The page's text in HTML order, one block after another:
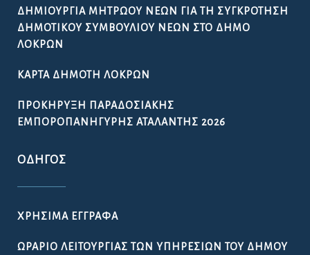
ΔΗΜΙΟΥΡΓΊΑ ΜΗΤΡΏΟΥ ΝΈΩΝ ΓΙΑ ΤΗ ΣΥΓΚΡΌΤΗΣΗ
ΔΗΜΟΤΙΚΟΎ ΣΥΜΒΟΥΛΊΟΥ ΝΈΩΝ ΣΤΟ ΔΉΜΟ
ΛΟΚΡΏΝ
ΚΆΡΤΑ ΔΗΜΌΤΗ ΛΟΚΡΏΝ
ΠΡΟΚΉΡΥΞΗ ΠΑΡΑΔΟΣΙΑΚΉΣ
ΕΜΠΟΡΟΠΑΝΉΓΥΡΗΣ ΑΤΑΛΆΝΤΗΣ 2026
ΟΔΗΓΌΣ
ΧΡΉΣΙΜΑ ΈΓΓΡΑΦΑ
ΩΡΆΡΙΟ ΛΕΙΤΟΥΡΓΊΑΣ ΤΩΝ ΥΠΗΡΕΣΙΏΝ ΤΟΥ ΔΉΜΟΥ